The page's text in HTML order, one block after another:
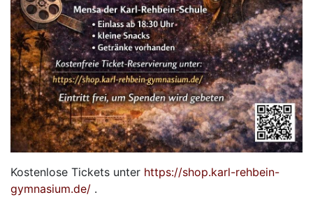
Kostenlose Tickets unter https://shop.karl-rehbein-
gymnasium.de/ .